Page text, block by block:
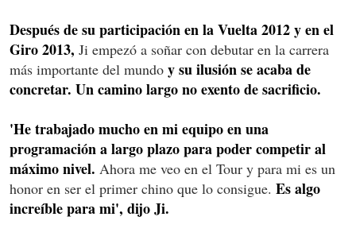
Después de su participación en la Vuelta 2012 y en el
Giro 2013, Ji empezó a soñar con debutar en la carrera
más importante del mundo y su ilusión se acaba de
concretar. Un camino largo no exento de sacrificio.
'He trabajado mucho en mi equipo en una
programación a largo plazo para poder competir al
máximo nivel. Ahora me veo en el Tour y para mi es un
honor en ser el primer chino que lo consigue. Es algo
increíble para mi', dijo Ji.